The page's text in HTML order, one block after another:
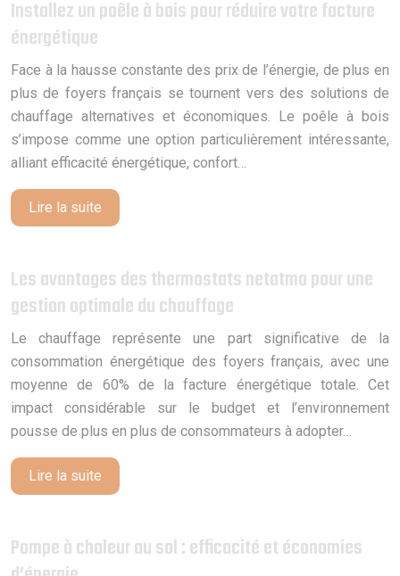
Installez un poêle à bois pour réduire votre facture
énergétique
Face à la hausse constante des prix de l’énergie, de plus en
plus de foyers français se tournent vers des solutions de
chauffage alternatives et économiques. Le poêle à bois
s’impose comme une option particulièrement intéressante,
alliant efficacité énergétique, confort…
Lire la suite
Les avantages des thermostats netatmo pour une
gestion optimale du chauffage
Le chauffage représente une part significative de la
consommation énergétique des foyers français, avec une
moyenne de 60% de la facture énergétique totale. Cet
impact considérable sur le budget et l’environnement
pousse de plus en plus de consommateurs à adopter…
Lire la suite
Pompe à chaleur au sol : efficacité et économies